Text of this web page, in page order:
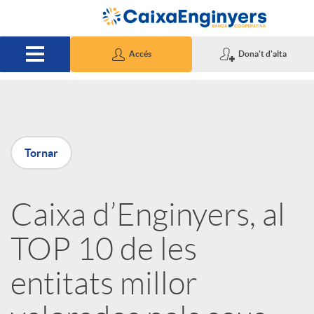
Salta al contingut principal
Accés Dona't d'alta
P
u
b
Tornar
Caixa d’Enginyers, al
TOP 10 de les
entitats millor